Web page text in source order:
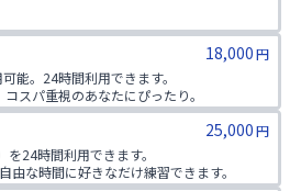
18,000円
能。24時間利用できます。
スパ重視のあなたにぴったり。
チケット購入代金が6,500円→3,000円とさ
25,000円
24時間利用できます。
由な時間に好きなだけ練習できます。